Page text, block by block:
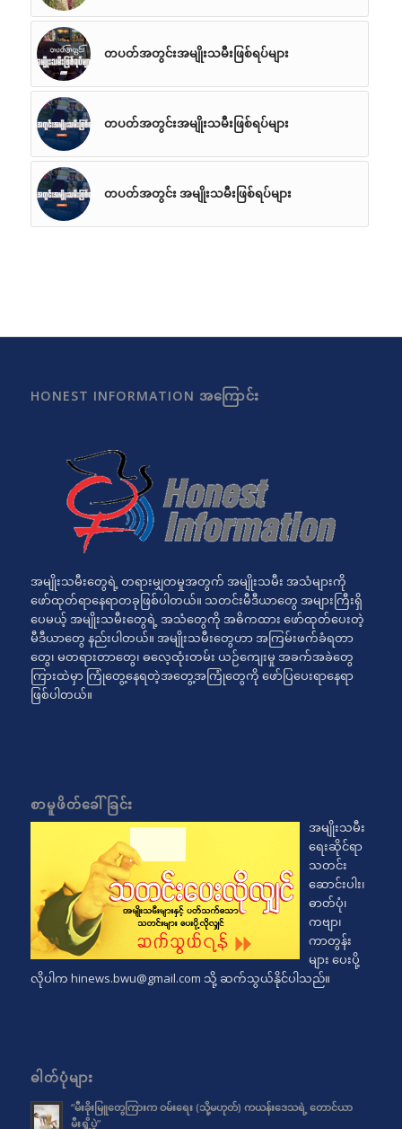
တပတ်အတွင်းအမျိုးသမီးဖြစ်ရပ်များ
တပတ်အတွင်းအမျိုးသမီးဖြစ်ရပ်များ
တပတ်အတွင်း အမျိုးသမီးဖြစ်ရပ်များ
HONEST INFORMATION အကြောင်း
အမျိုးသမီးတွေရဲ့ တရားမျှတမှုအတွက် အမျိုးသမီး အသံများကို
ဖော်ထုတ်ရာနေရာတခုဖြစ်ပါတယ်။ သတင်းမီဒီယာတွေ အများကြီးရှိ
ပေမယ့် အမျိုးသမီးတွေရဲ့ အသံတွေကို အဓိကထား ဖော်ထုတ်ပေးတဲ့
မီဒီယာတွေ နည်းပါတယ်။ အမျိုးသမီးတွေဟာ အကြမ်းဖက်ခံရတာ
တွေ၊ မတရားတာတွေ၊ ဓလေ့ထုံးတမ်း ယဉ်ကျေးမှု အခက်အခဲတွေ
ကြားထဲမှာ ကြုံတွေ့နေရတဲ့အတွေ့အကြုံတွေကို ဖော်ပြပေးရာနေရာ
ဖြစ်ပါတယ်။
စာမူဖိတ်ခေါ်ခြင်း
အမျိုးသမီး
ရေးဆိုင်ရာ
သတင်း
ဆောင်းပါး၊
ဓာတ်ပုံ၊
ကဗျာ၊
ကာတွန်း
များ ပေးပို့
လိုပါက hinews.bwu@gmail.com သို့ ဆက်သွယ်နိုင်ပါသည်။
ဓါတ်ပုံများ
“မီးခိုးမြူတွေကြားက ဝမ်းရေး (သို့မဟုတ်) ကယန်းဒေသရဲ့ တောင်ယာ
မီးရှို့ပွဲ”